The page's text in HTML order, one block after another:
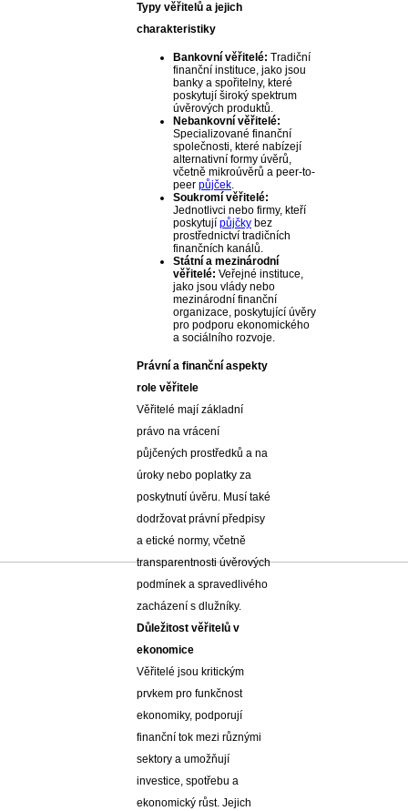
Typy věřitelů a jejich
charakteristiky
Bankovní věřitelé: Tradiční
finanční instituce, jako jsou
banky a spořitelny, které
poskytují široký spektrum
úvěrových produktů.
Nebankovní věřitelé:
Specializované finanční
společnosti, které nabízejí
alternativní formy úvěrů,
včetně mikroúvěrů a peer-to-
peer půjček.
Soukromí věřitelé:
Jednotlivci nebo firmy, kteří
poskytují půjčky bez
prostřednictví tradičních
finančních kanálů.
Státní a mezinárodní
věřitelé: Veřejné instituce,
jako jsou vlády nebo
mezinárodní finanční
organizace, poskytující úvěry
pro podporu ekonomického
a sociálního rozvoje.
Právní a finanční aspekty
role věřitele
Věřitelé mají základní
právo na vrácení
půjčených prostředků a na
úroky nebo poplatky za
poskytnutí úvěru. Musí také
dodržovat právní předpisy
a etické normy, včetně
transparentnosti úvěrových
podmínek a spravedlivého
zacházení s dlužníky.
Důležitost věřitelů v
ekonomice
Věřitelé jsou kritickým
prvkem pro funkčnost
ekonomiky, podporují
finanční tok mezi různými
sektory a umožňují
investice, spotřebu a
ekonomický růst. Jejich